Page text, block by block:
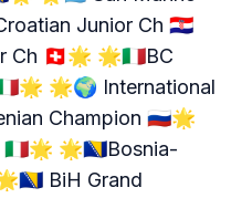
Junior Ch 🇭🇷
Ch 🇨🇭🌟 🌟🇮🇹BC
🌟🌍 International
Champion 🇷🇺🌟
🇮🇹🌟 🌟🇧🇦Bosnia-
BiH Grand